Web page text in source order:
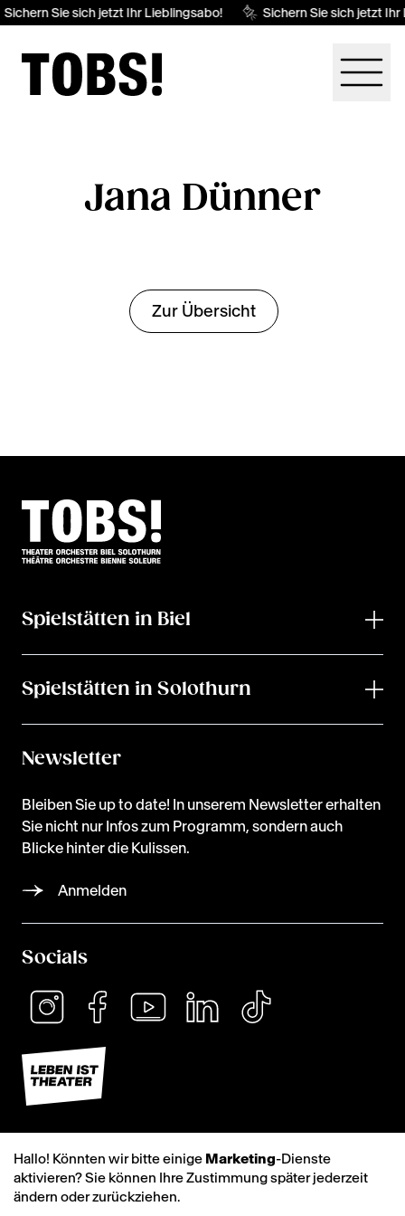
Sichern Sie sich jetzt Ihr Lieblingsabo! Sichern Sie sich jetzt
Jana Dünner
Zur Übersicht
Spielstätten in Biel
Spielstätten in Solothurn
Newsletter
Bleiben Sie up to date! In unserem Newsletter erhalten
Sie nicht nur Infos zum Programm, sondern auch
Blicke hinter die Kulissen.
Anmelden
Socials
Hallo! Könnten wir bitte einige Marketing-Dienste
aktivieren? Sie können Ihre Zustimmung später jederzeit
ändern oder zurückziehen.